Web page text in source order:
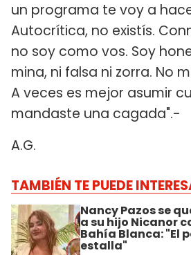
un programa te voy a
Autocrítica, no existís.
no soy como vos. Soy
mina, ni falsa ni zorra. No
A veces es mejor asumir
mandaste una cagada".-
A.G.
TAMBIÉN TE PUEDE
Nancy Pazos se
a su hijo Nicanor
Bahía Blanca: "El
estalla"